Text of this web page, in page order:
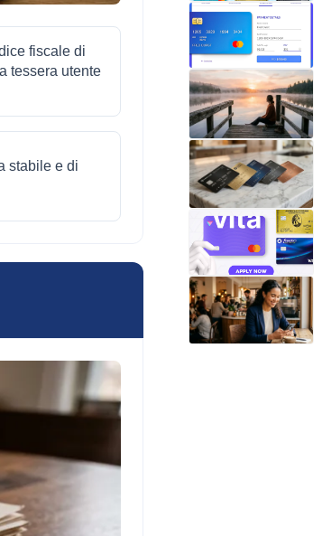
fiscale di
tessera utente
stabile e di